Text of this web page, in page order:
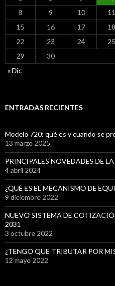
8
9 10 11
15
16 17 18
22
23 24 25
29
30
« Dic
ENTRADAS RECIENTES
Modelo 720: qué es y cuando se
13 marzo 2025
PRINCIPALES NOVEDADES DE
4 abril 2024
¿QUÉ ES EL MECANISMO DE
9 diciembre 2022
NUEVO SISTEMA DE
2031
3 octubre 2022
¿TENGO QUE TRIBUTAR POR
12 mayo 2022